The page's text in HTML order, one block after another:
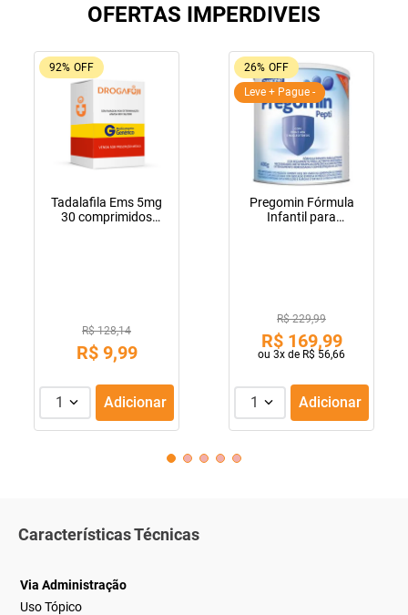
OFERTAS IMPERDIVEIS
92% OFF
Tadalafila Ems 5mg
30 comprimidos
R$ 128,14
R$ 9,99
1 Adicionar
26% OFF
Leve + Pague -
Pregomin Fórmula
Infantil para
R$ 229,99
R$ 169,99
ou 3x de R$ 56,66
1 Adicionar
Características Técnicas
Via Administração
Uso Tópico